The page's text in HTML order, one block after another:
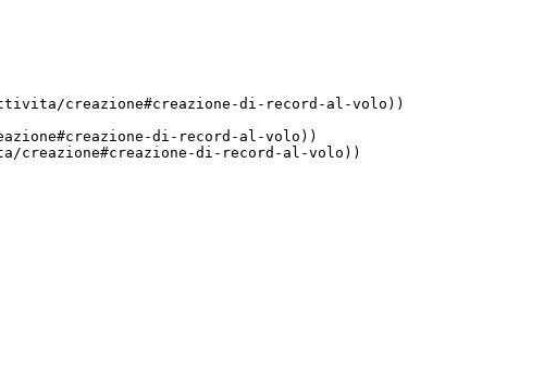
creazione#creazione-di-record-al-volo))
di-record-al-volo))
creazione#creazione-di-record-al-volo))